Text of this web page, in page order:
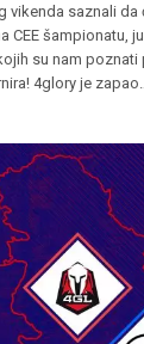
vikenda saznali da
CEE šampionatu,
su nam
4glory je